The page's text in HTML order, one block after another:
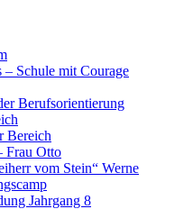
– Schule mit Courage
Berufsorientierung
Bereich
Frau Otto
vom Stein“ Werne
Jahrgang 8